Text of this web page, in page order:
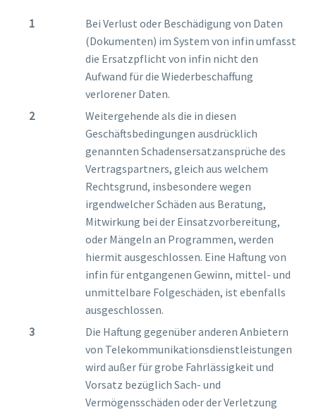
Bei Verlust oder Beschädigung von Daten
(Dokumenten) im System von infin umfasst
die Ersatzpflicht von infin nicht den
Aufwand für die Wiederbeschaffung
verlorener Daten.
Weitergehende als die in diesen
Geschäftsbedingungen ausdrücklich
genannten Schadensersatzansprüche des
Vertragspartners, gleich aus welchem
Rechtsgrund, insbesondere wegen
irgendwelcher Schäden aus Beratung,
Mitwirkung bei der Einsatzvorbereitung,
oder Mängeln an Programmen, werden
hiermit ausgeschlossen. Eine Haftung von
infin für entgangenen Gewinn, mittel- und
unmittelbare Folgeschäden, ist ebenfalls
ausgeschlossen.
Die Haftung gegenüber anderen Anbietern
von Telekommunikationsdienstleistungen
wird außer für grobe Fahrlässigkeit und
Vorsatz bezüglich Sach- und
Vermögensschäden oder der Verletzung